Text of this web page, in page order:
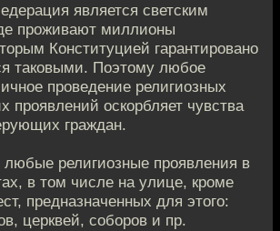
является светским
проживают миллионы
Конституцией гарантировано
таковыми. Поэтому любое
проведение религиозных
проявлений оскорбляет чувства
граждан.
религиозные проявления в
в том числе на улице, кроме
предназначенных для этого:
церквей, соборов и пр.